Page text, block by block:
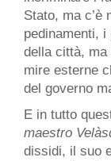
Stato, ma c’è
pedinamenti,
della città,
mire esterne
del governo
E in tutto
maestro
dissidi, il suo